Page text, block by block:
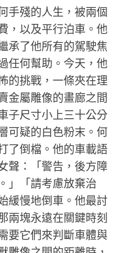
手殘的人生，被兩個
，以及平行泊車。他
承了他所有的駕駛焦
任何幫助。今天，他
的挑戰，一條夾在理
金屬雕像的畫廊之間
子尺寸小上三十公分
可疑的白色粉末。何
了倒檔。他的車載語
聲：「警告，後方障
」「請考慮放棄治
緩慢地倒車。他最討
兩塊永遠在關鍵時刻
要它們來判斷車體與